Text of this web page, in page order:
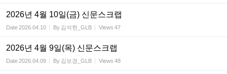
2026년 4월 10일(금) 신문스크랩
Date2026.04.10 By 김석현_GLB Views 47
2026년 4월 9일(목) 신문스크랩
Date2026.04.09 By 김보경_GLB Views 48